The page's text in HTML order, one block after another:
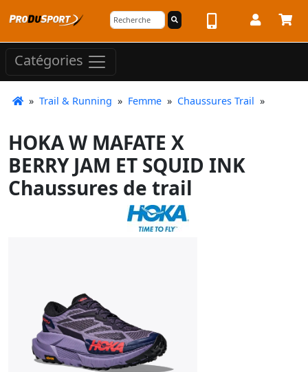
Catégories
» Trail & Running » Femme » Chaussures Trail »
HOKA W MAFATE X
BERRY JAM ET SQUID INK
Chaussures de trail